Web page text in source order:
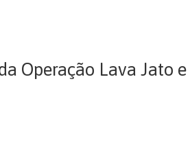
Operação Lava Jato